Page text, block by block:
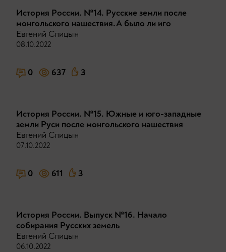
История России. №14. Русские земли после
монгольского нашествия.А было ли иго
Евгений Спицын
08.10.2022
0 637 3
История России. №15. Южные и юго-западные
земли Руси после монгольского нашествия
Евгений Спицын
07.10.2022
0 611 3
История России. Выпуск №16. Начало
собирания Русских земель
Евгений Спицын
06.10.2022